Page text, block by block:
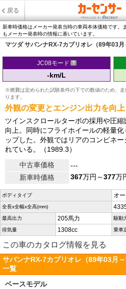
戻る
新車時価格はメーカー発表当時の車両本体価格です。
もメーカー発表時の情報に基いています。
マツダ サバンナRX-7カブリオレ（89年03
JC08モード
-km/L
※燃費は定められた試験条件の下での数値のため、
ります。
外観の変更とエンジン出力を向上
ツインスクロールターボの採用や圧
向上。同時にフライホイールの軽量
ップした。外観ではリアのコンビネ
れている。（1989.3）
中古車価格
---
新車時価格
367万円～377万
ボディタイプ オ
全長x全幅x全高(mm)
最高出力 205馬力 駆動
排気量 1308cc 乗車
この車のカタログ情報を見る
サバンナRX-7カブリオレ（89年03月
一覧
ベースモデル